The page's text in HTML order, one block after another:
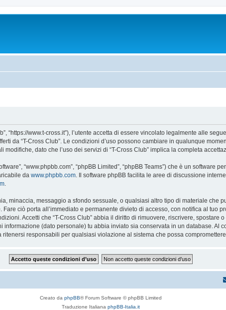
“https://www.t-cross.it”), l’utente accetta di essere vincolato legalmente alle
da “T-Cross Club”. Le condizioni d’uso possono cambiare in qualunque
dato che l’uso dei servizi di “T-Cross Club” implica la completa
“www.phpbb.com”, “phpBB Limited”, “phpBB Teams”) che è un software
da www.phpbb.com. Il software phpBB facilita le aree di discussione
.
minaccia, messaggio a sfondo sessuale, o qualsiasi altro tipo di materiale che
ciò porta all’immediato e permanente divieto di accesso, con notifica al tuo
Accetti che “T-Cross Club” abbia il diritto di rimuovere, riscrivere,
(dato personale) tu abbia inviato sia conservata in un database. Al
ritenersi responsabili per qualsiasi violazione al sistema che possa
Creato da phpBB® Forum Software © phpBB Limited
Traduzione Italiana phpBB-Italia.it